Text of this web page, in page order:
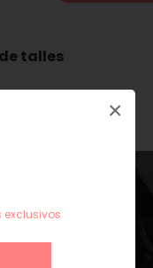
talles
exclusivos
×